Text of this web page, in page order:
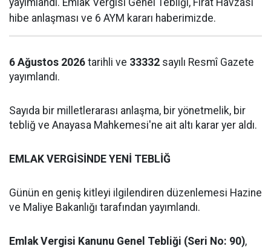
yayımlandı. Emlak Vergisi Genel Tebliği, Fırat Havzası
hibe anlaşması ve 6 AYM kararı haberimizde.
6 Ağustos 2026 tarihli ve 33332 sayılı Resmî Gazete
yayımlandı.
Sayıda bir milletlerarası anlaşma, bir yönetmelik, bir
tebliğ ve Anayasa Mahkemesi'ne ait altı karar yer aldı.
EMLAK VERGİSİNDE YENİ TEBLİĞ
Günün en geniş kitleyi ilgilendiren düzenlemesi Hazine
ve Maliye Bakanlığı tarafından yayımlandı.
Emlak Vergisi Kanunu Genel Tebliği (Seri No: 90),